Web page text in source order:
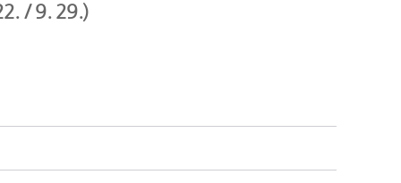
/ 9. 29.)